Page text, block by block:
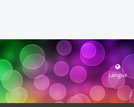
Langue